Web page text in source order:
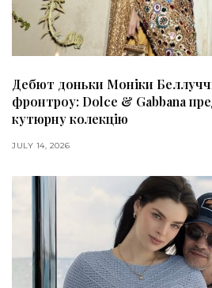
Дебют доньки Моніки
фронтроу: Dolce & Gabbana
кутюрну колекцію
JULY 14, 2026